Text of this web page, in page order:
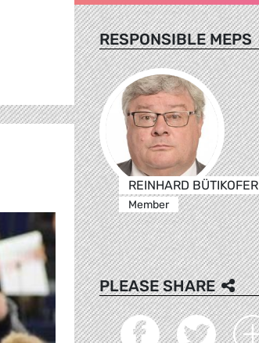
RESPONSIBLE MEPS
REINHARD BÜTIKOFER
Member
PLEASE SHARE